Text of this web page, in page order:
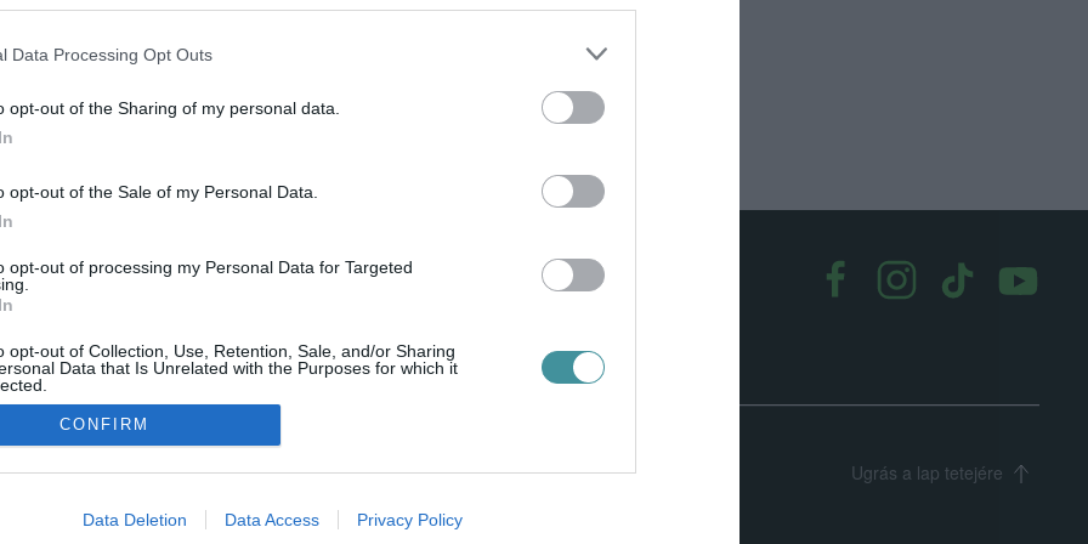
Data Processing Opt Outs
opt-out of the Sharing of my personal data.
opt-out of the Sale of my Personal Data.
opt-out of processing my Personal Data for Targeted
opt-out of Collection, Use, Retention, Sale, and/or Sharing
Data that Is Unrelated with the Purposes for which it
allow Google to enable storage related to advertising like cookies on
CONFIRM
Data Deletion Data Access Privacy Policy
nyilatkozat|Kommentelési szabályzat|Szerzői jogok|Médiaajánlat Ugrás a lap tetejére